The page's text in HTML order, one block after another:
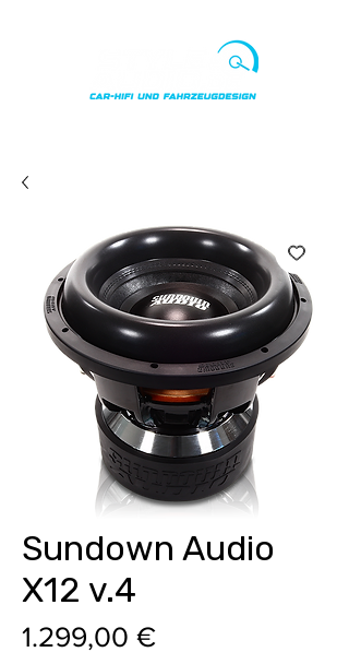
Sundown Audio
X12 v.4
1.299,00 €Preis